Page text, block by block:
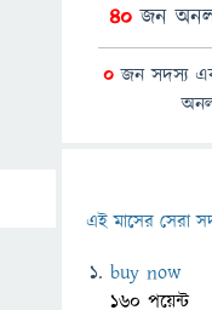
40 জন
0 জন সদস্য
এই মাসের সেরা
buy now
160 পয়েন্ট